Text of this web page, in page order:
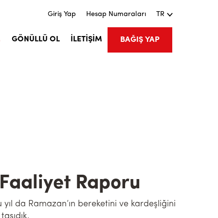
Giriş Yap Hesap Numaraları TR
GÖNÜLLÜ OL İLETİŞİM BAĞIŞ YAP
Raporu
da Ramazan’ın bereketini ve kardeşliğini